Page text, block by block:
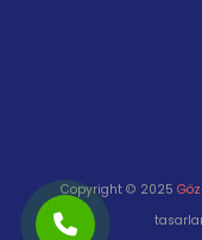
Copyright © 2025